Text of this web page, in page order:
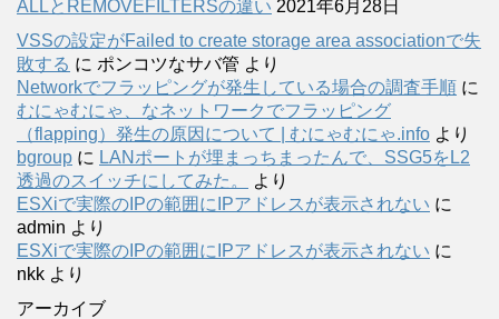
ALLとREMOVEFILTERSの違い 2021年6月28日
VSSの設定がFailed to create storage area associationで失
敗する に ポンコツなサバ管 より
Networkでフラッピングが発生している場合の調査手順 に
むにゃむにゃ、なネットワークでフラッピング
（flapping）発生の原因について | むにゃむにゃ.info より
bgroup に LANポートが埋まっちまったんで、SSG5をL2
透過のスイッチにしてみた。
より
ESXiで実際のIPの範囲にIPアドレスが表示されない に
admin より
ESXiで実際のIPの範囲にIPアドレスが表示されない に
nkk より
アーカイブ